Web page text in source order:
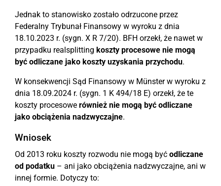
Jednak to stanowisko zostało odrzucone przez
Federalny Trybunał Finansowy w wyroku z dnia
18.10.2023 r. (sygn. X R 7/20). BFH orzekł, że nawet w
przypadku realsplitting koszty procesowe nie mogą
być odliczane jako koszty uzyskania przychodu.
W konsekwencji Sąd Finansowy w Münster w wyroku z
dnia 18.09.2024 r. (sygn. 1 K 494/18 E) orzekł, że te
koszty procesowe również nie mogą być odliczane
jako obciążenia nadzwyczajne.
Wniosek
Od 2013 roku koszty rozwodu nie mogą być odliczane
od podatku – ani jako obciążenia nadzwyczajne, ani w
innej formie. Dotyczy to: